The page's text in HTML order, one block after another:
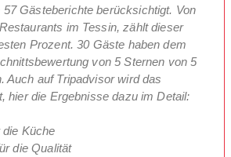
Gästeberichte berücksichtigt. Von
im Tessin, zählt dieser
Prozent. 30 Gäste haben dem
von 5 Sternen von 5
Auch auf Tripadvisor wird das
hier die Ergebnisse dazu im Detail:
Küche
die Qualität